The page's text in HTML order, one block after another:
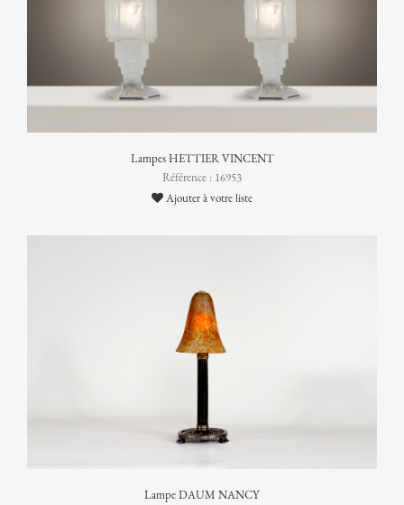
Lampes HETTIER VINCENT
Référence : 16953
Ajouter à votre liste
Lampe DAUM NANCY